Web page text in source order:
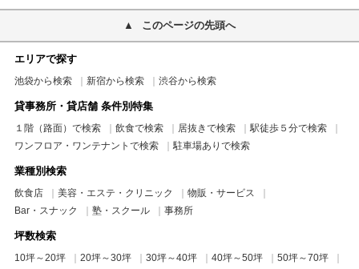
このページの先頭へ
エリアで探す
池袋から検索 新宿から検索 渋谷から検索
貸事務所・貸店舗 条件別特集
１階（路面）で検索 飲食で検索 居抜きで検索
駅徒歩５分で検索
ワンフロア・ワンテナントで検索
駐車場ありで検索
業種別検索
飲食店 美容・エステ・クリニック
物販・サービス
Bar・スナック
塾・スクール 事務所
坪数検索
10坪～20坪 20坪～30坪 30坪～40坪 40坪～50坪
50坪～70坪